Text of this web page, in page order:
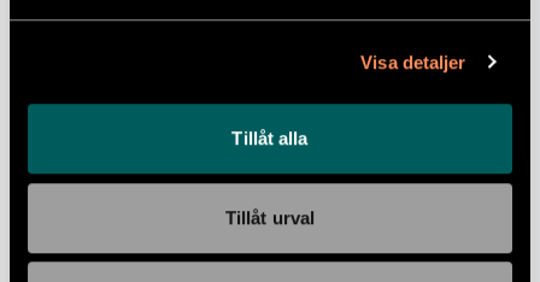
Visa detaljer
Tillåt alla
Tillåt urval
Ingredienser:Laktosfri kvarg(18%),
lingon(11%), björnbär(11%), glutenfria
HAVREgryn, citron, honung, kokos,
Allergener:HAVRE, NÖTTER